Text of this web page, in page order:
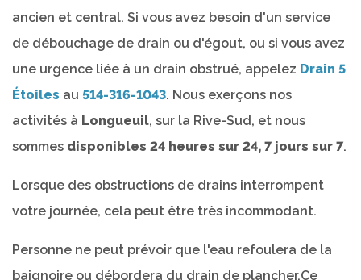
ancien et central. Si vous avez besoin d'un service
de débouchage de drain ou d'égout, ou si vous avez
une urgence liée à un drain obstrué, appelez Drain 5
Étoiles au 514-316-1043. Nous exerçons nos
activités à Longueuil, sur la Rive-Sud, et nous
sommes disponibles 24 heures sur 24, 7 jours sur 7.
Lorsque des obstructions de drains interrompent
votre journée, cela peut être très incommodant.
Personne ne peut prévoir que l'eau refoulera de la
baignoire ou débordera du drain de plancher.Ce